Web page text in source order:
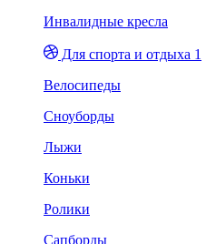
Инвалидные кресла
Для спорта и отдыха 1
Велосипеды
Сноуборды
Лыжи
Коньки
Ролики
Сапборды